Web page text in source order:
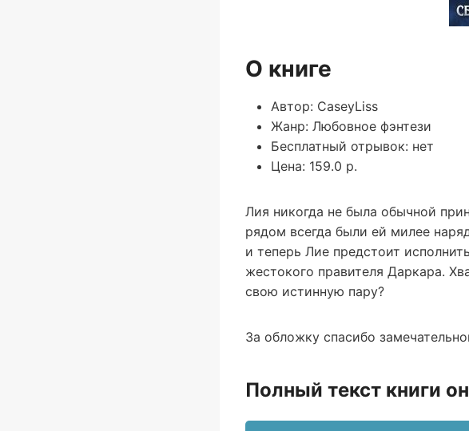
О книге
Автор: CaseyLiss
Жанр: Любовное фэнтези
Бесплатный отрывок: нет
Цена: 159.0 р.
Лия никогда не была обычной
рядом всегда были ей милее
и теперь Лие предстоит
жестокого правителя Даркара.
свою истинную пару?
За обложку спасибо
Полный текст книги